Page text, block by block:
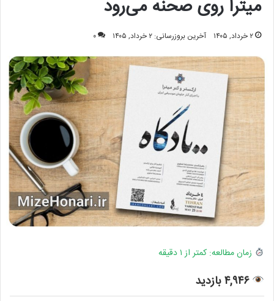
میترا روی صحنه می‌رود
۲ خرداد, ۱۴۰۵ آخرین بروزرسانی: ۲ خرداد, ۱۴۰۵ ۰
زمان مطالعه: کمتر از ۱ دقیقه
۴,۹۴۶ بازدید